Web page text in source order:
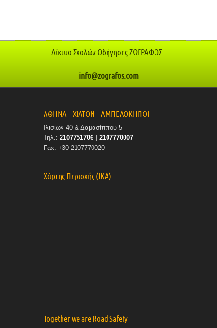
Δίκτυο Σχολών Οδήγησης ΖΩΓΡΑΦΟΣ -
info@zografos.com
ΑΘΗΝΑ – ΧΙΛΤΟΝ – ΑΜΠΕΛΟΚΗΠΟΙ
Ιλισίων 40 & Δαμασίππου 5
Τηλ.: 2107751706 | 2107770007
Fax: +30 2107770020
Χάρτης Περιοχής (ΙΚΑ)
Together we are Road Safety